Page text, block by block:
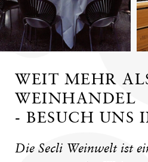
WEIT MEHR
WEINHANDEL
- BESUCH UNS
Die Secli Weinwelt ist